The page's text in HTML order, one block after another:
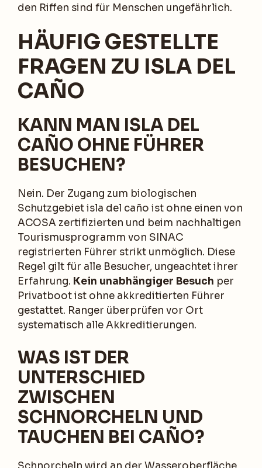
den Riffen sind für Menschen ungefährlich.
HÄUFIG GESTELLTE
FRAGEN ZU ISLA DEL
CAÑO
KANN MAN ISLA DEL
CAÑO OHNE FÜHRER
BESUCHEN?
Nein. Der Zugang zum biologischen
Schutzgebiet isla del caño ist ohne einen von
ACOSA zertifizierten und beim nachhaltigen
Tourismusprogramm von SINAC
registrierten Führer strikt unmöglich. Diese
Regel gilt für alle Besucher, ungeachtet ihrer
Erfahrung. Kein unabhängiger Besuch per
Privatboot ist ohne akkreditierten Führer
gestattet. Ranger überprüfen vor Ort
systematisch alle Akkreditierungen.
WAS IST DER
UNTERSCHIED
ZWISCHEN
SCHNORCHELN UND
TAUCHEN BEI CAÑO?